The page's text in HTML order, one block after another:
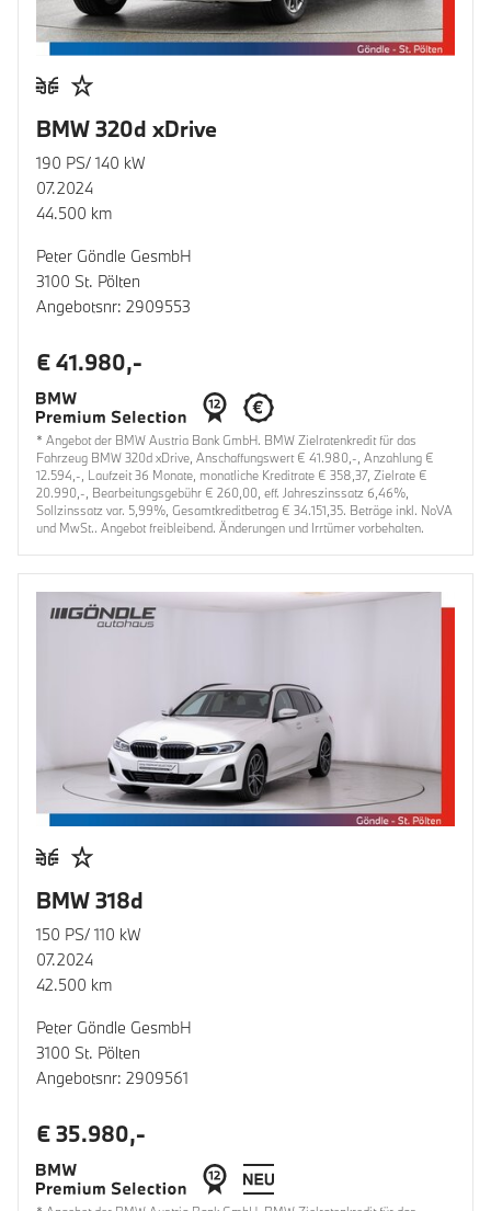
BMW 320d xDrive
190 PS/ 140 kW
07.2024
44.500 km
Peter Göndle GesmbH
3100 St. Pölten
Angebotsnr: 2909553
€ 41.980,-
* Angebot der BMW Austria Bank GmbH. BMW Zielratenkredit für das
Fahrzeug BMW 320d xDrive, Anschaffungswert € 41.980,-, Anzahlung €
12.594,-, Laufzeit 36 Monate, monatliche Kreditrate € 358,37, Zielrate €
20.990,-, Bearbeitungsgebühr € 260,00, eff. Jahreszinssatz 6,46%,
Sollzinssatz var. 5,99%, Gesamtkreditbetrag € 34.151,35. Beträge inkl. NoVA
und MwSt.. Angebot freibleibend. Änderungen und Irrtümer vorbehalten.
BMW 318d
150 PS/ 110 kW
07.2024
42.500 km
Peter Göndle GesmbH
3100 St. Pölten
Angebotsnr: 2909561
€ 35.980,-